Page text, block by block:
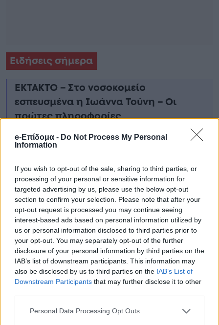
e-Επίδομα - Do Not Process My Personal
Information
If you wish to opt-out of the sale, sharing to third parties, or
processing of your personal or sensitive information for
targeted advertising by us, please use the below opt-out
section to confirm your selection. Please note that after your
opt-out request is processed you may continue seeing
interest-based ads based on personal information utilized by
us or personal information disclosed to third parties prior to
your opt-out. You may separately opt-out of the further
disclosure of your personal information by third parties on the
IAB’s list of downstream participants. This information may
also be disclosed by us to third parties on the IAB’s List of
Downstream Participants that may further disclose it to other
Personal Data Processing Opt Outs
Ειδήσεις σήμερα
ΕΚΤΑΚΤΟ – Στο νοσοκομείο
εσπευσμένα η Ιωάννα Τούνη – Οι
πρώτες πληροφορίες
ΕΚΤΑΚΤΟ ΤΩΡΑ: Μόλις διέρρευσε
απόρρητο έγγραφο – Αιφνιδιασμός
Μητσοτάκη με εκλογές – ΣΟΚ στην
Ελλάδα
Συναγερμός στην Αντιπολίτευση: Η
εγκύκλιος-«φωτιά» του ΥΠΕΣ, τα email
στους απόδημους και ο πυρετός των
πρόωρων εκλογών
ΕΚΤΑΚΤΟ ΤΩΡΑ: Μόλις βρέθηκε νεκρός
λουόμενος σε παραλία της Χώρας